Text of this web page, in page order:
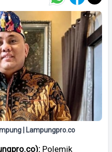
| Lampungpro.co
Polemik